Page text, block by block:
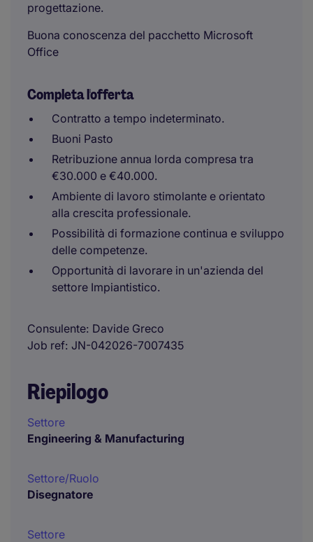
progettazione.
Buona conoscenza del pacchetto Microsoft
Office
Completa l'offerta
Contratto a tempo indeterminato.
Buoni Pasto
Retribuzione annua lorda compresa tra
€30.000 e €40.000.
Ambiente di lavoro stimolante e orientato
alla crescita professionale.
Possibilità di formazione continua e sviluppo
delle competenze.
Opportunità di lavorare in un'azienda del
settore Impiantistico.
Consulente Davide Greco
Job ref JN-042026-7007435
Riepilogo
Settore
Engineering & Manufacturing
Settore/Ruolo
Disegnatore
Settore